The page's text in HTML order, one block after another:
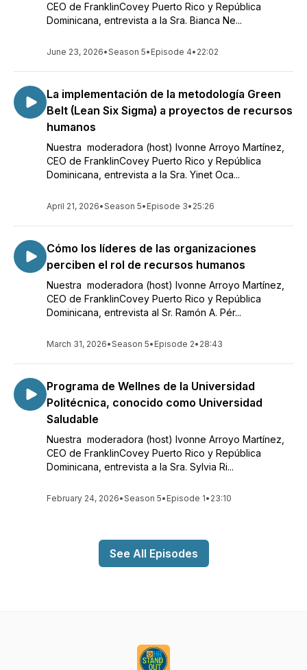
CEO de FranklinCovey Puerto Rico y República
Dominicana, entrevista a la Sra. Bianca Ne...
June 23, 2026•Season 5• Episode 4• 22:02
La implementación de la metodología Green
Belt (Lean Six Sigma) a proyectos de recursos
humanos
Nuestra moderadora (host) Ivonne Arroyo Martínez,
CEO de FranklinCovey Puerto Rico y República
Dominicana, entrevista a la Sra. Yinet Oca...
April 21, 2026•Season 5• Episode 3• 25:26
Cómo los líderes de las organizaciones
perciben el rol de recursos humanos
Nuestra moderadora (host) Ivonne Arroyo Martínez,
CEO de FranklinCovey Puerto Rico y República
Dominicana, entrevista al Sr. Ramón A. Pér...
March 31, 2026•Season 5• Episode 2• 28:43
Programa de Wellnes de la Universidad
Politécnica, conocido como Universidad
Saludable
Nuestra moderadora (host) Ivonne Arroyo Martínez,
CEO de FranklinCovey Puerto Rico y República
Dominicana, entrevista a la Sra. Sylvia Ri...
February 24, 2026•Season 5• Episode 1• 23:10
See All Episodes